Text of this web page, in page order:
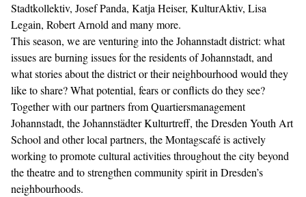
Stadtkollektiv, Josef Panda, Katja Heiser, KulturAktiv, Lisa
Legain, Robert Arnold and many more.
This season, we are venturing into the Johannstadt district: what
issues are burning issues for the residents of Johannstadt, and
what stories about the district or their neighbourhood would they
like to share? What potential, fears or conflicts do they see?
Together with our partners from Quartiersmanagement
Johannstadt, the Johannstädter Kulturtreff, the Dresden Youth Art
School and other local partners, the Montagscafé is actively
working to promote cultural activities throughout the city beyond
the theatre and to strengthen community spirit in Dresden’s
neighbourhoods.